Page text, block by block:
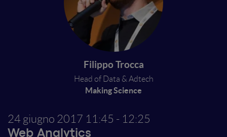
Filippo Trocca
Head of Data & Adtech
Making Science
24 giugno 2017 11:45 - 12:25
Web Analytics